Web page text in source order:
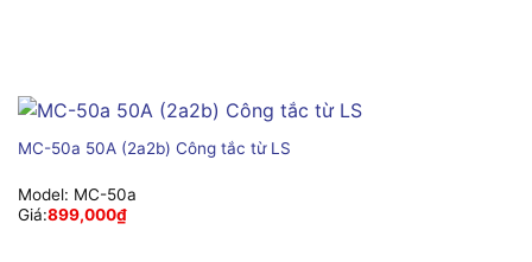
MC-50a 50A (2a2b) Công tắc từ LS
Model: MC-50a
Giá:899,000₫